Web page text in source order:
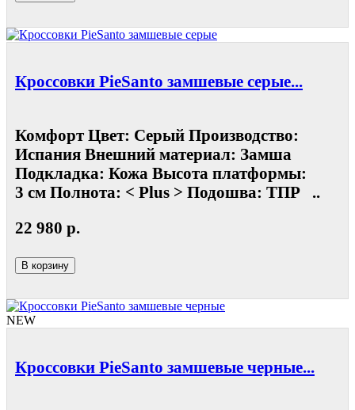
Кроссовки PieSanto замшевые серые...
Комфорт Цвет: Серый Производство:
Испания Внешний материал: Замша
Подкладка: Кожа Высота платформы:
3 см Полнота: < Plus > Подошва: ТПР ..
22 980 р.
В корзину
NEW
Кроссовки PieSanto замшевые черные...